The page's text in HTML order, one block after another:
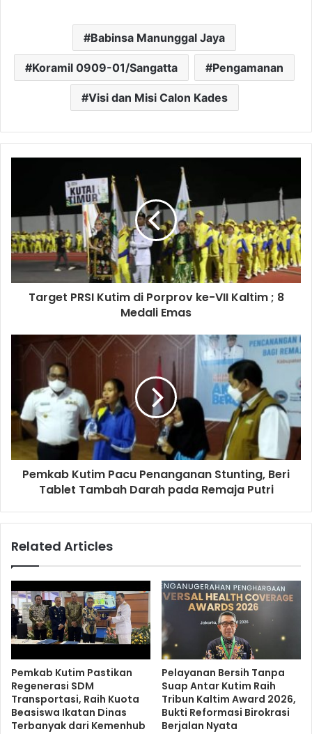
Babinsa Manunggal Jaya
Koramil 0909-01/Sangatta Pengamanan
Visi dan Misi Calon Kades
Target PRSI Kutim di Porprov ke-VII Kaltim ; 8
Medali Emas
Pemkab Kutim Pacu Penanganan Stunting, Beri
Tablet Tambah Darah pada Remaja Putri
Related Articles
Pemkab Kutim Pastikan
Regenerasi SDM
Transportasi, Raih Kuota
Beasiswa Ikatan Dinas
Terbanyak dari Kemenhub
Pelayanan Bersih Tanpa
Suap Antar Kutim Raih
Tribun Kaltim Award 2026,
Bukti Reformasi Birokrasi
Berjalan Nyata